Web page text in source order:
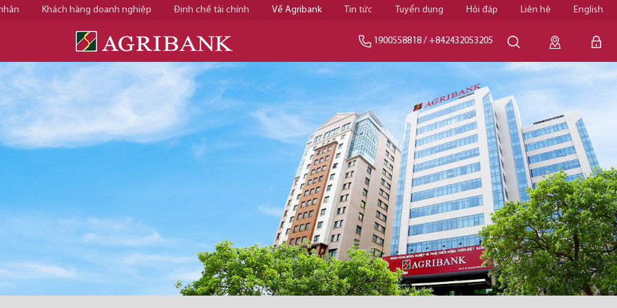
Khách hàng doanh nghiệp Định chế tài chính Về Agribank Tin tức Tuyển dụng Hỏi đáp Liên hệ English
1900558818 / +842432053205